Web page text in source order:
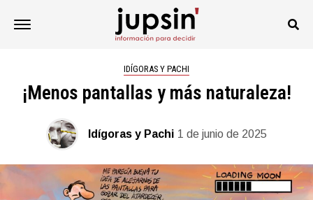
IDÍGORAS Y PACHI
¡Menos pantallas y más naturaleza!
Idígoras y Pachi 1 de junio de 2025